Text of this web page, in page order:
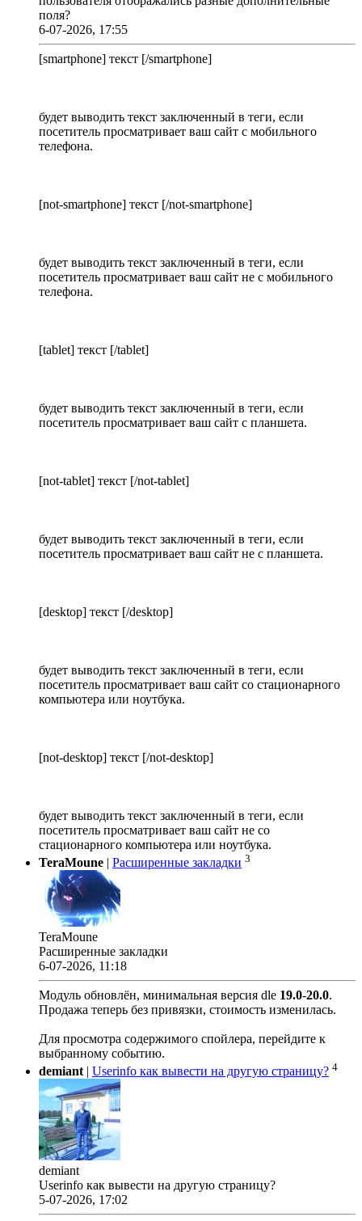
поля?
6-07-2026, 17:55
[smartphone] текст [/smartphone]
будет выводить текст заключенный в теги, если
посетитель просматривает ваш сайт с мобильного
телефона.
[not-smartphone] текст [/not-smartphone]
будет выводить текст заключенный в теги, если
посетитель просматривает ваш сайт не с мобильного
телефона.
[tablet] текст [/tablet]
будет выводить текст заключенный в теги, если
посетитель просматривает ваш сайт с планшета.
[not-tablet] текст [/not-tablet]
будет выводить текст заключенный в теги, если
посетитель просматривает ваш сайт не с планшета.
[desktop] текст [/desktop]
будет выводить текст заключенный в теги, если
посетитель просматривает ваш сайт со стационарного
компьютера или ноутбука.
[not-desktop] текст [/not-desktop]
будет выводить текст заключенный в теги, если
посетитель просматривает ваш сайт не со
стационарного компьютера или ноутбука.
TeraMoune | Расширенные закладки 3
TeraMoune
Расширенные закладки
6-07-2026, 11:18
Модуль обновлён, минимальная версия dle 19.0-20.0.
Продажа теперь без привязки, стоимость изменилась.
Для просмотра содержимого спойлера, перейдите к
выбранному событию.
demiant | Userinfo как вывести на другую страницу? 4
demiant
Userinfo как вывести на другую страницу?
5-07-2026, 17:02